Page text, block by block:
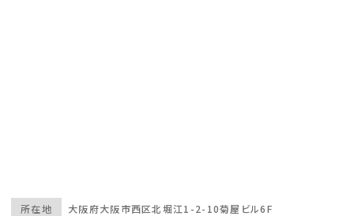
所在地 大阪府大阪市西区北堀江1-2-10菊屋ビル6F